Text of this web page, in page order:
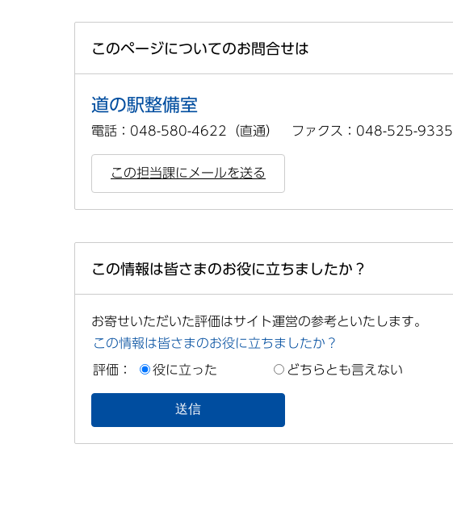
このページについてのお問合せは
道の駅整備室
電話：048-580-4622（直通） ファクス：048-525-9335
この担当課にメールを送る
この情報は皆さまのお役に立ちましたか？
お寄せいただいた評価はサイト運営の参考といたします。
この情報は皆さまのお役に立ちましたか？
評価： 役に立った どちらとも言えない